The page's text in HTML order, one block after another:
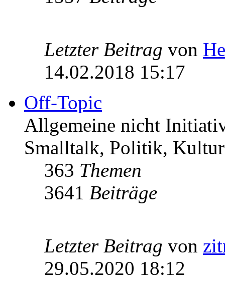
Letzter Beitrag von
14.02.2018 15:17
Off-Topic
Allgemeine nicht
Smalltalk, Politik, Kultur
363 Themen
3641 Beiträge
Letzter Beitrag von
29.05.2020 18:12